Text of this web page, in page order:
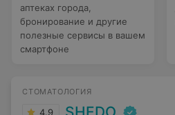
аптеках города,
бронирование и другие
полезные сервисы в вашем
смартфоне
СТОМАТОЛОГИЯ
4.9